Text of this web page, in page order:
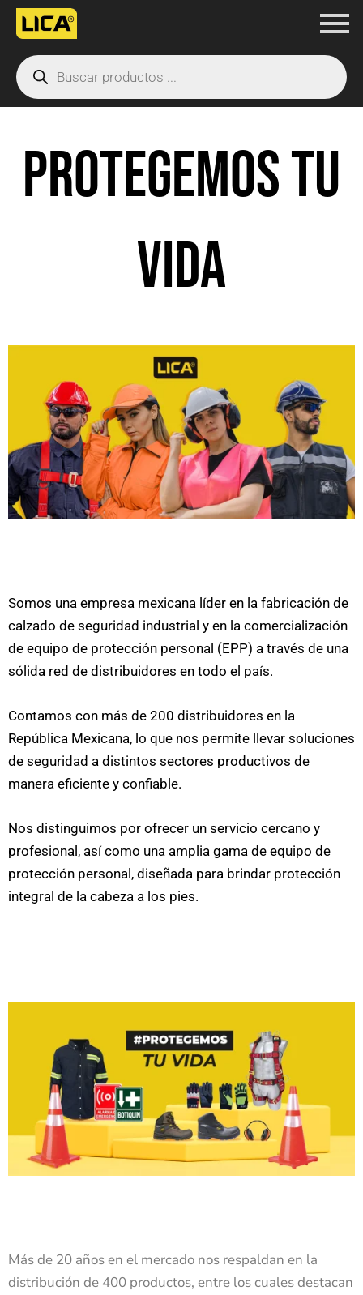
contenido
Products
search
PROTEGEMOS TU
VIDA
Somos una empresa mexicana líder en la fabricación de
calzado de seguridad industrial y en la comercialización
de equipo de protección personal (EPP) a través de una
sólida red de distribuidores en todo el país.
Contamos con más de 200 distribuidores en la
República Mexicana, lo que nos permite llevar soluciones
de seguridad a distintos sectores productivos de
manera eficiente y confiable.
Nos distinguimos por ofrecer un servicio cercano y
profesional, así como una amplia gama de equipo de
protección personal, diseñada para brindar protección
integral de la cabeza a los pies.
Más de 20 años en el mercado nos respaldan en la
distribución de 400 productos, entre los cuales destacan